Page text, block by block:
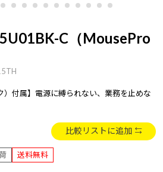
C（MousePro
）付属】電源に縛られない、業務を止めな
比較リストに追加
送料無料